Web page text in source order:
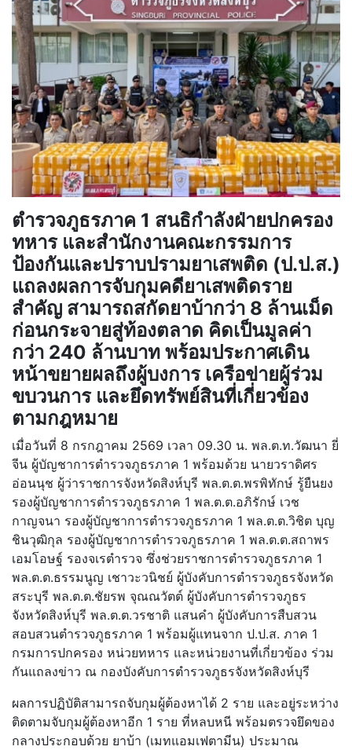
ตำรวจภูธรภาค 1 สนธิกำลังฝ่ายปกครอง
ทหาร และสำนักงานคณะกรรมการ
ป้องกันและปราบปรามยาเสพติด (ป.ป.ส.)
แถลงผลการจับกุมคดียาเสพติดราย
สำคัญ สามารถสกัดยาบ้ากว่า 8 ล้านเม็ด
ก่อนกระจายสู่ท้องตลาด คิดเป็นมูลค่า
กว่า 240 ล้านบาท พร้อมประกาศเดิน
หน้าขยายผลถึงผู้บงการ เครือข่ายผู้ร่วม
ขบวนการ และยึดทรัพย์สินที่เกี่ยวข้อง
ตามกฎหมาย
เมื่อวันที่ 8 กรกฎาคม 2569 เวลา 09.30 น. พล.ต.ท.วัฒนา ยี่
จีน ผู้บัญชาการตำรวจภูธรภาค 1 พร้อมด้วย นายวราดิศร
อ่อนนุช ผู้ว่าราชการจังหวัดสิงห์บุรี พล.ต.ต.พรพิทักษ์ รู้ยืนยง
รองผู้บัญชาการตำรวจภูธรภาค 1 พล.ต.ต.อภิรักษ์ เวช
กาญจนา รองผู้บัญชาการตำรวจภูธรภาค 1 พล.ต.ต.วิชิต บุญ
ชินวุฒิกุล รองผู้บัญชาการตำรวจภูธรภาค 1 พล.ต.ต.สถาพร
เอมโอษฐ์ รองจเรตำรวจ ซึ่งช่วยราชการตำรวจภูธรภาค 1
พล.ต.ต.ธรรมนูญ เชาวะวนิชย์ ผู้บังคับการตำรวจภูธรจังหวัด
สระบุรี พล.ต.ต.ชัยรพ จุณณวัตต์ ผู้บังคับการตำรวจภูธร
จังหวัดสิงห์บุรี พล.ต.ต.วรชาติ แสนคำ ผู้บังคับการสืบสวน
สอบสวนตำรวจภูธรภาค 1 พร้อมผู้แทนจาก ป.ป.ส. ภาค 1
กรมการปกครอง หน่วยทหาร และหน่วยงานที่เกี่ยวข้อง ร่วม
กันแถลงข่าว ณ กองบังคับการตำรวจภูธรจังหวัดสิงห์บุรี
ผลการปฏิบัติสามารถจับกุมผู้ต้องหาได้ 2 ราย และอยู่ระหว่าง
ติดตามจับกุมผู้ต้องหาอีก 1 ราย ที่หลบหนี พร้อมตรวจยึดของ
กลางประกอบด้วย ยาบ้า (เมทแอมเฟตามีน) ประมาณ